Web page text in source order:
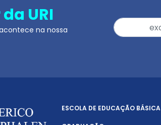
URI
na nossa
ESCOLA DE EDUCAÇÃO BÁSICA